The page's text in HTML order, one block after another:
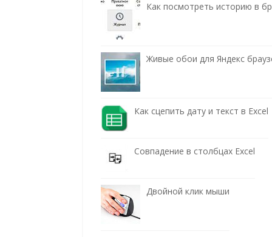
Как посмотреть историю в
Живые обои для Яндекс
Как сцепить дату и текст в Excel
Совпадение в столбцах Excel
Двойной клик мыши